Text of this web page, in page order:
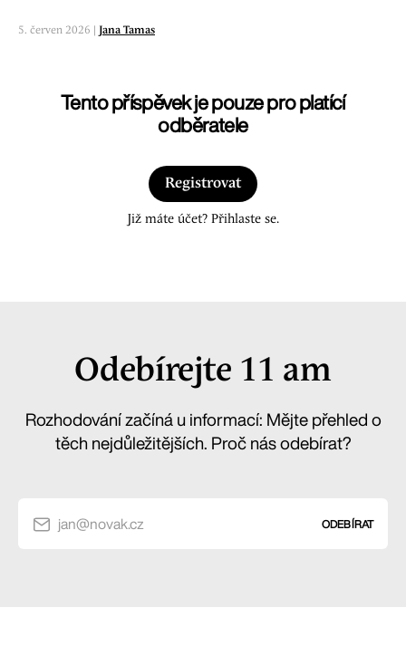
5. červen 2026 | Jana Tamas
Tento příspěvek je pouze pro platící
odběratele
Registrovat
Již máte účet? Přihlaste se.
Odebírejte 11 am
Rozhodování začíná u informací: Mějte přehled o
těch nejdůležitějších. Proč nás odebírat?
jan@novak.cz ODEBÍRAT